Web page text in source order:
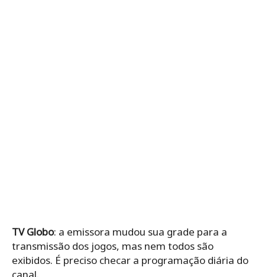
TV Globo: a emissora mudou sua grade para a
transmissão dos jogos, mas nem todos são
exibidos. É preciso checar a programação diária do